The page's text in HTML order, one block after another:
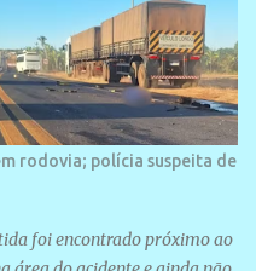
rodovia; polícia suspeita de
foi encontrado próximo ao